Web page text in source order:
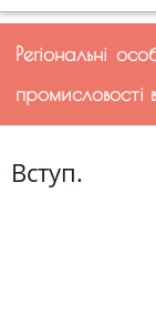
Регіональні
промисловості
Вступ.